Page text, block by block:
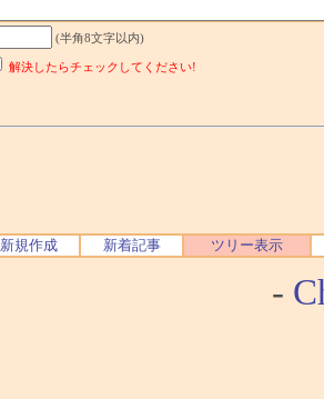
(半角8文字以内)
解決したらチェックしてください!
新規作成 新着記事 ツリー表示
-